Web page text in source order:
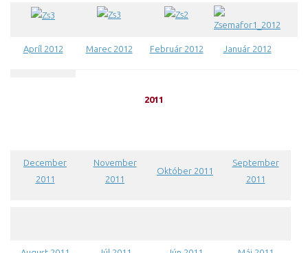
Apríl 2012 Marec 2012 Február 2012 Január 2012
2011
December
2011
November
2011
Október 2011
September
2011